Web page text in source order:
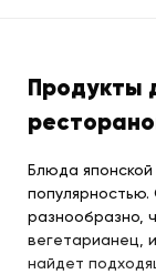
Продукты
Блюда японской
разнообразно,
вегетарианец,
найдет